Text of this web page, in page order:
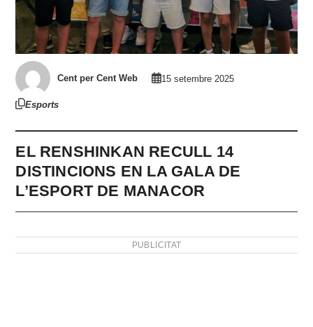
Cent per Cent Web 15 setembre 2025
Esports
EL RENSHINKAN RECULL 14
DISTINCIONS EN LA GALA DE
L’ESPORT DE MANACOR
PUBLICITAT